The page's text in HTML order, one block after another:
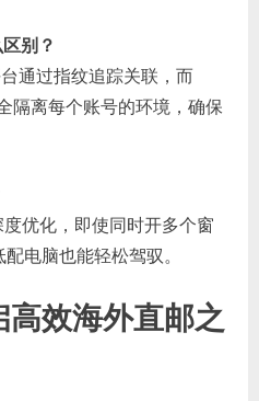
别？
通过指纹追踪关联，而
隔离每个账号的环境，确保
优化，即使同时开多个窗
电脑也能轻松驾驭。
效海外直邮之